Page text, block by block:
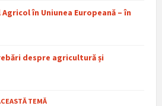
în Uniunea Europeană – în
despre agricultură și
TEMĂ